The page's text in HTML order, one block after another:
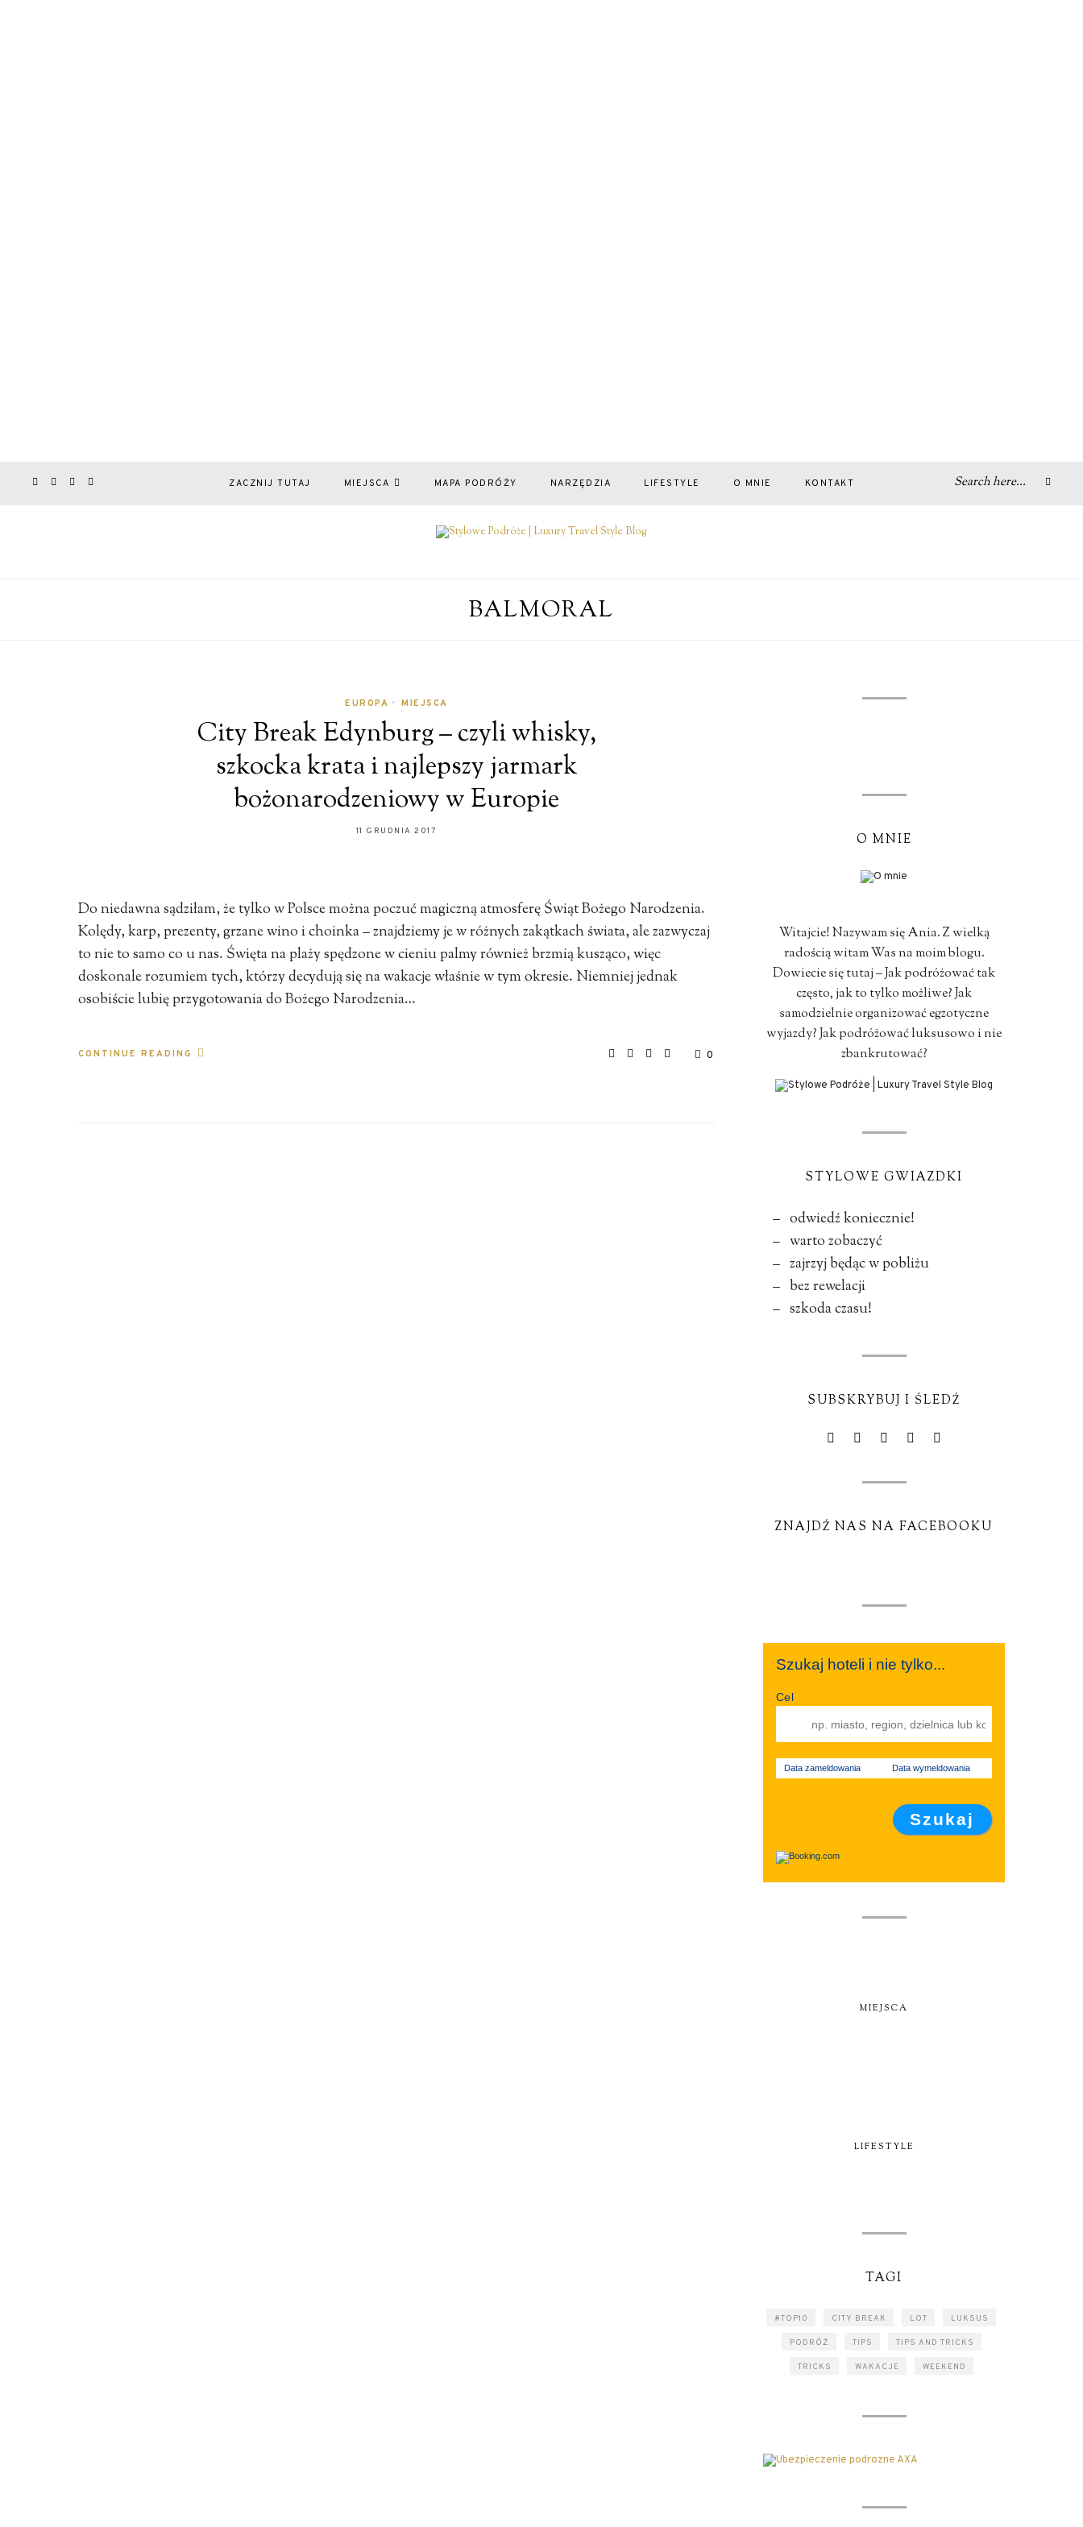
ZACZNIJ TUTAJ MIEJSCA MAPA PODRÓŻY NARZĘDZIA LIFESTYLE O MNIE KONTAKT
BALMORAL
EUROPA • MIEJSCA
City Break Edynburg – czyli whisky,
szkocka krata i najlepszy jarmark
bożonarodzeniowy w Europie
11 GRUDNIA 2017
Do niedawna sądziłam, że tylko w Polsce można poczuć magiczną atmosferę Świąt Bożego Narodzenia.
Kolędy, karp, prezenty, grzane wino i choinka – znajdziemy je w różnych zakątkach świata, ale zazwyczaj
to nie to samo co u nas. Święta na plaży spędzone w cieniu palmy również brzmią kusząco, więc
doskonale rozumiem tych, którzy decydują się na wakacje właśnie w tym okresie. Niemniej jednak
osobiście lubię przygotowania do Bożego Narodzenia…
CONTINUE READING 0
O MNIE
Witajcie! Nazywam się Ania. Z wielką
radością witam Was na moim blogu.
Dowiecie się tutaj – Jak podróżować tak
często, jak to tylko możliwe? Jak
samodzielnie organizować egzotyczne
wyjazdy? Jak podróżować luksusowo i nie
zbankrutować?
STYLOWE GWIAZDKI
– odwiedź koniecznie!
– warto zobaczyć
– zajrzyj będąc w pobliżu
– bez rewelacji
– szkoda czasu!
SUBSKRYBUJ I ŚLEDŹ
ZNAJDŹ NAS NA FACEBOOKU
Szukaj hoteli i nie tylko...
Cel
Data zameldowania Data wymeldowania
MIEJSCA
LIFESTYLE
TAGI
#TOP10 CITY BREAK LOT LUKSUS
PODRÓŻ TIPS TIPS AND TRICKS
TRICKS WAKACJE WEEKEND